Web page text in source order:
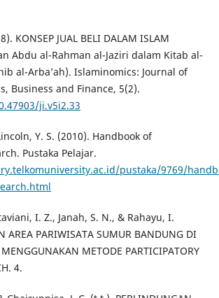
KONSEP JUAL BELI DALAM ISLAM
Abdu al-Rahman al-Jaziri dalam Kitab al-
al-Arba’ah). Islaminomics: Journal of
Business and Finance, 5(2).
ji.v5i2.33
Y. S. (2010). Handbook of
Pustaka Pelajar.
pustaka/9769/
I. Z., Janah, S. N., & Rahayu, I.
AREA PARIWISATA SUMUR BANDUNG DI
MENGGUNAKAN METODE PARTICIPATORY
4.